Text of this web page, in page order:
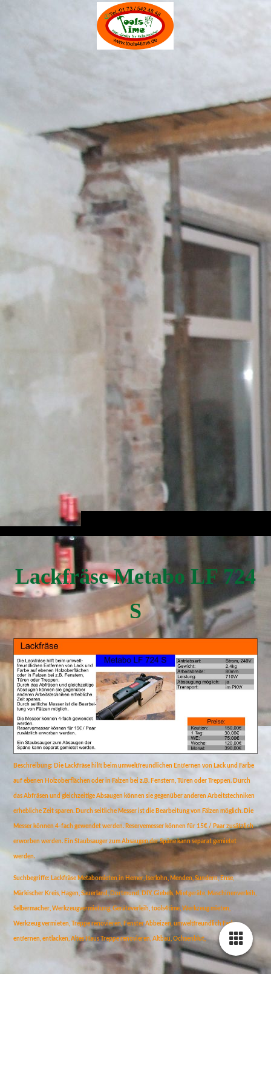
Lackfräse Metabo LF 724
S
Beschreibung: Die Lackfräse hilft beim umweltfreundlichen Entfernen von Lack und Farbe
auf ebenen Holzoberflächen oder in Falzen bei z.B. Fenstern, Türen oder Treppen. Durch
das Abfräsen und gleichzeitige Absaugen können sie gegenüber anderen Arbeitstechniken
erhebliche Zeit sparen. Durch seitliche Messer ist die Bearbeitung von Fälzen möglich. Die
Messer können 4-fach gewendet werden. Reservemesser können für 15€ / Paar zusätzlich
erworben werden. Ein Staubsauger zum Absaugen der Späne kann separat gemietet
werden.
Suchbegriffe: Lackfräse Metabomieten in Hemer, Iserlohn, Menden, Sundern, Ense,
Märkischer Kreis, Hagen, Sauerland, Dortmund, DIY, Giebels, Mietgeräte, Maschinenverleih,
Selbermacher, Werkzeugvermietung, Geräteverleih, tools4time, Werkzeug mieten,
Werkzeug vermieten, Treppe renovieren, Fenster Abbeizen, umweltfreundlich Farbe
entfernen, entlacken, Altes Haus Treppe renovieren, Altbau, Ochsenblut,